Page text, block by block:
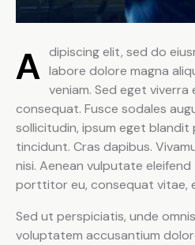
Adipiscing elit, sed do eiusmod tempor incididunt labore dolore magna
veniam. Sed eget viverra
consequat. Fusce sodales
sollicitudin, ipsum eget blandit
tincidunt. Cras dapibus.
nisi. Aenean vulputate eleifend
porttitor eu, consequat vitae,
Sed ut perspiciatis, unde
voluptatem accusantium